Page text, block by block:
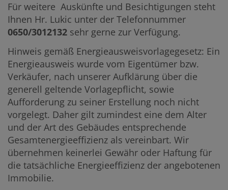
Für weitere Auskünfte und Besichtigungen steht
Ihnen Hr. Lukic unter der Telefonnummer
0650/3012132 sehr gerne zur Verfügung.
Hinweis gemäß Energieausweisvorlagegesetz: Ein
Energieausweis wurde vom Eigentümer bzw.
Verkäufer, nach unserer Aufklärung über die
generell geltende Vorlagepflicht, sowie
Aufforderung zu seiner Erstellung noch nicht
vorgelegt. Daher gilt zumindest eine dem Alter
und der Art des Gebäudes entsprechende
Gesamtenergieeffizienz als vereinbart. Wir
übernehmen keinerlei Gewähr oder Haftung für
die tatsächliche Energieeffizienz der angebotenen
Immobilie.